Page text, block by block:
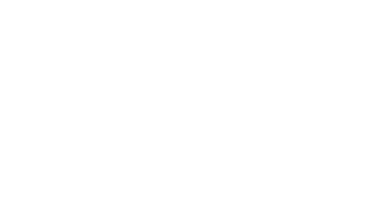
vyžiadanie).
hotela. Taxa nie je zahrnutá v cene zájazdu a musí byť uhradená klientom priamo na recepcii
či protiepidemických opatrení v danej destinácii.